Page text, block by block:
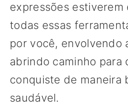
expressões estiverem
todas essas
por você, envolvendo
abrindo caminho para
conquiste de maneira
saudável.